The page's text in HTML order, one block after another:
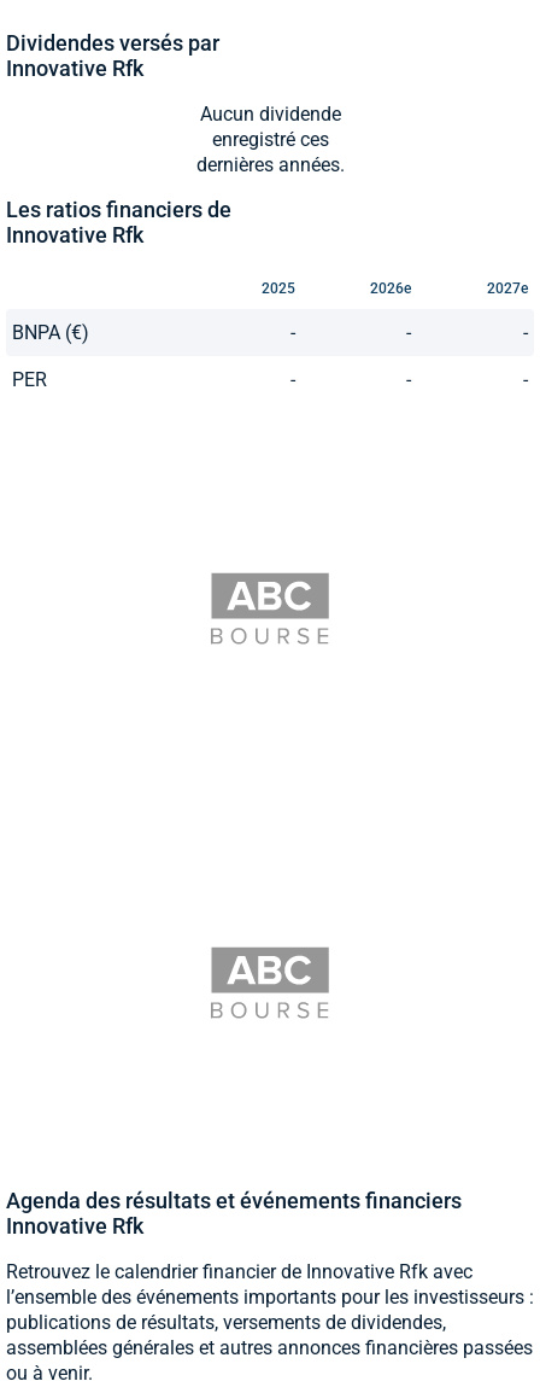
Dividendes versés par
Innovative Rfk
Aucun dividende
enregistré ces
dernières années.
Les ratios financiers de
Innovative Rfk
2025 2026e 2027e
BNPA (€) - - -
PER - - -
Agenda des résultats et événements financiers
Innovative Rfk
Retrouvez le calendrier financier de Innovative Rfk avec
l’ensemble des événements importants pour les investisseurs :
publications de résultats, versements de dividendes,
assemblées générales et autres annonces financières passées
ou à venir.